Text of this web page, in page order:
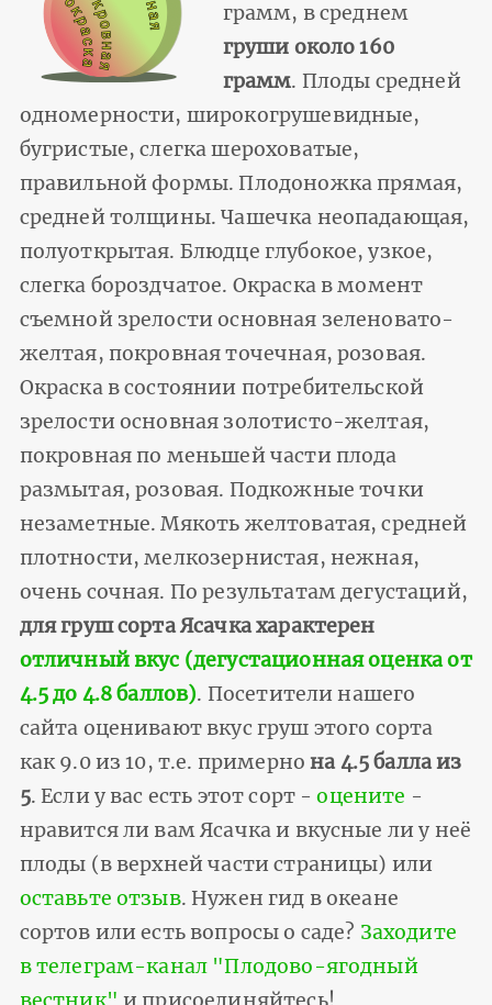
грамм, в среднем
груши около 160
грамм. Плоды средней
одномерности, широкогрушевидные,
бугристые, слегка шероховатые,
правильной формы. Плодоножка прямая,
средней толщины. Чашечка неопадающая,
полуоткрытая. Блюдце глубокое, узкое,
слегка бороздчатое. Окраска в момент
съемной зрелости основная зеленовато-
желтая, покровная точечная, розовая.
Окраска в состоянии потребительской
зрелости основная золотисто-желтая,
покровная по меньшей части плода
размытая, розовая. Подкожные точки
незаметные. Мякоть желтоватая, средней
плотности, мелкозернистая, нежная,
очень сочная. По результатам дегустаций,
для груш сорта Ясачка характерен
отличный вкус (дегустационная оценка от
4.5 до 4.8 баллов). Посетители нашего
сайта оценивают вкус груш этого сорта
как 9.0 из 10, т.е. примерно на 4.5 балла из
5. Если у вас есть этот сорт -оцените -
нравится ли вам Ясачка и вкусные ли у неё
плоды (в верхней части страницы) или
оставьте отзыв. Нужен гид в океане
сортов или есть вопросы о саде? Заходите
в телеграм-канал "Плодово-ягодный